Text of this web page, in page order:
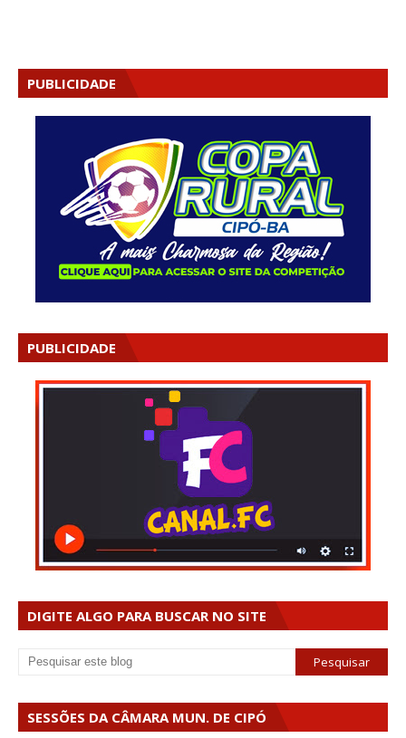
PUBLICIDADE
PUBLICIDADE
DIGITE ALGO PARA BUSCAR NO SITE
SESSÕES DA CÂMARA MUN. DE CIPÓ